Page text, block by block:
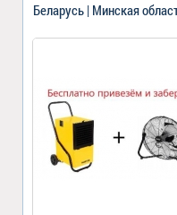
Беларусь | Минская